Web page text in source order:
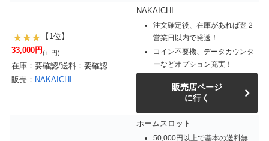
【1位】
33,000円(+-円)
在庫：要確認/送料：要確認
販売： NAKAICHI
NAKAICHI
注文確定後、在庫があれば翌２
営業日以内で発送！
コイン不要機、データカウンタ
ーなどオプション充実！
販売店ページ
に行く
ホームスロット
50,000円以上で基本の送料無